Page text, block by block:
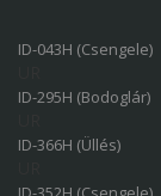
ID-043H (Csengele)
ID-295H (Bodoglár)
ID-366H (Üllés)